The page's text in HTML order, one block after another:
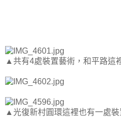
▲共有4處裝置藝術，和平路這
▲光復新村圓環這裡也有一處裝